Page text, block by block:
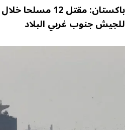
باكستان: مقتل 12
للجيش جنوب غربي البلاد